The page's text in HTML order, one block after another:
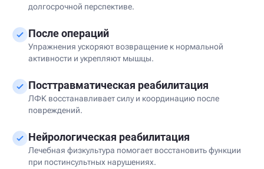
долгосрочной перспективе.
После операций
Упражнения ускоряют возвращение к нормальной
активности и укрепляют мышцы.
Посттравматическая реабилитация
ЛФК восстанавливает силу и координацию после
повреждений.
Нейрологическая реабилитация
Лечебная физкультура помогает восстановить функции
при постинсультных нарушениях.